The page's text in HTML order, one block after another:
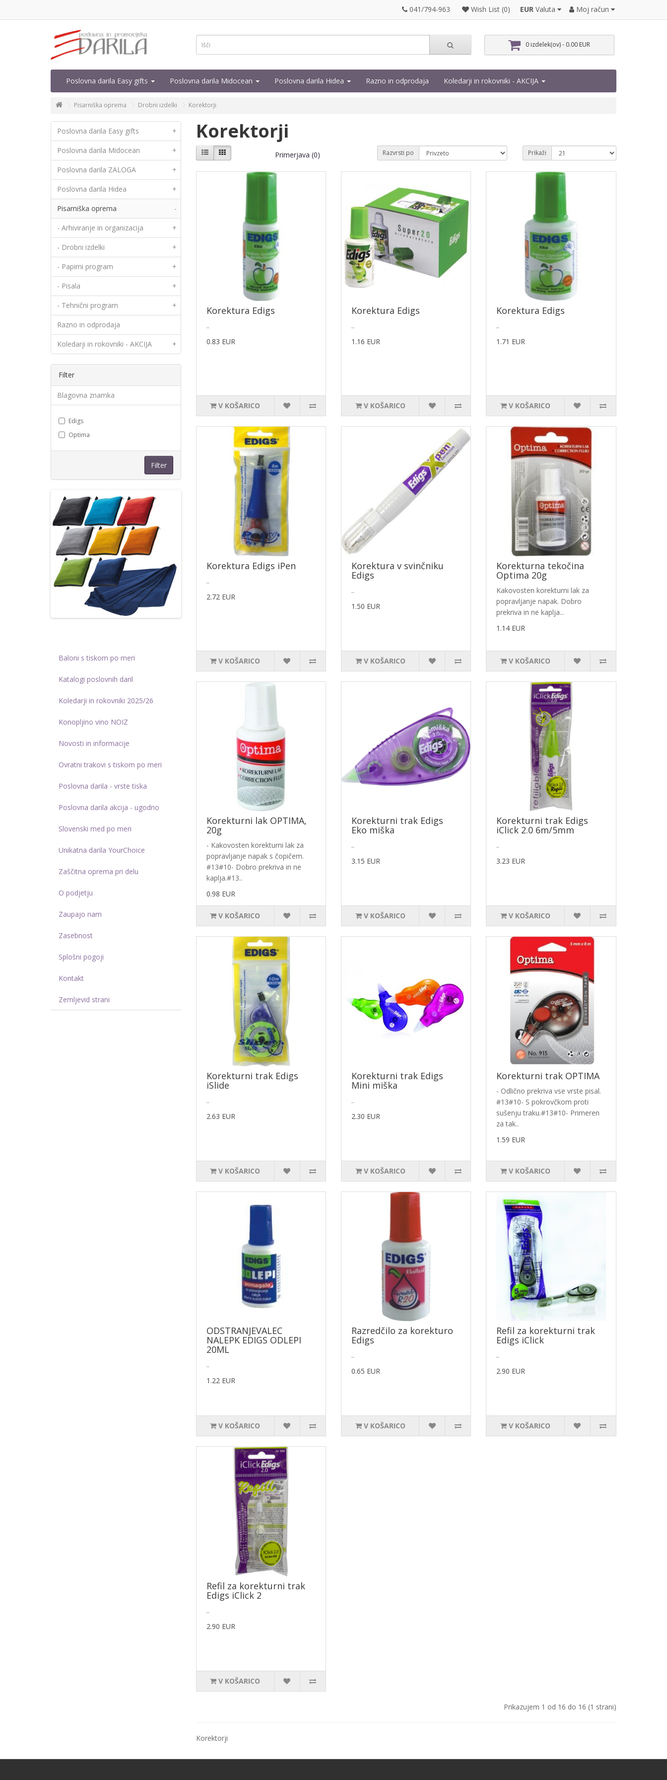
041/794-963 Wish List (0) EUR Valuta Moj račun
0 izdelek(ov) - 0.00 EUR
Poslovna darila Easy gifts Poslovna darila Midocean Poslovna darila Hidea Razno in odprodaja Koledarji in rokovniki - AKCIJA
Pisarniška oprema Drobni izdelki Korektorji
Poslovna darila Easy gifts +
Poslovna darila Midocean +
Poslovna darila ZALOGA +
Poslovna darila Hidea +
Pisarniška oprema -
- Arhiviranje in organizacija +
- Drobni izdelki +
- Papirni program +
- Pisala +
- Tehnični program +
Razno in odprodaja
Koledarji in rokovniki - AKCIJA +
Filter
Blagovna znamka
Edigs
Optima
Filter
Baloni s tiskom po meri
Katalogi poslovnih daril
Koledarji in rokovniki 2025/26
Konopljino vino NOIZ
Novosti in informacije
Ovratni trakovi s tiskom po meri
Poslovna darila - vrste tiska
Poslovna darila akcija - ugodno
Slovenski med po meri
Unikatna darila YourChoice
Zaščitna oprema pri delu
O podjetju
Zaupajo nam
Zasebnost
Splošni pogoji
Kontakt
Zemljevid strani
Korektorji
Primerjava (0) Razvrsti po Prikaži
Korektura Edigs
..
0.83 EUR
V KOŠARICO
Korektura Edigs
..
1.16 EUR
V KOŠARICO
Korektura Edigs
..
1.71 EUR
V KOŠARICO
Korektura Edigs iPen
..
2.72 EUR
V KOŠARICO
Korektura v svinčniku
Edigs
..
1.50 EUR
V KOŠARICO
Korekturna tekočina
Optima 20g
Kakovosten korekturni lak za
popravljanje napak. Dobro
prekriva in ne kaplja...
1.14 EUR
V KOŠARICO
Korekturni lak OPTIMA,
20g
- Kakovosten korekturni lak za
popravljanje napak s čopičem.
#13#10- Dobro prekriva in ne
kaplja.#13..
0.98 EUR
V KOŠARICO
Korekturni trak Edigs
Eko miška
..
3.15 EUR
V KOŠARICO
Korekturni trak Edigs
iClick 2.0 6m/5mm
..
3.23 EUR
V KOŠARICO
Korekturni trak Edigs
iSlide
..
2.63 EUR
V KOŠARICO
Korekturni trak Edigs
Mini miška
..
2.30 EUR
V KOŠARICO
Korekturni trak OPTIMA
- Odlično prekriva vse vrste pisal.
#13#10- S pokrovčkom proti
sušenju traku.#13#10- Primeren
za tak..
1.59 EUR
V KOŠARICO
ODSTRANJEVALEC
NALEPK EDIGS ODLEPI
20ML
..
1.22 EUR
V KOŠARICO
Razredčilo za korekturo
Edigs
..
0.65 EUR
V KOŠARICO
Refil za korekturni trak
Edigs iClick
..
2.90 EUR
V KOŠARICO
Refil za korekturni trak
Edigs iClick 2
..
2.90 EUR
V KOŠARICO
Prikazujem 1 od 16 do 16 (1 strani)
Korektorji